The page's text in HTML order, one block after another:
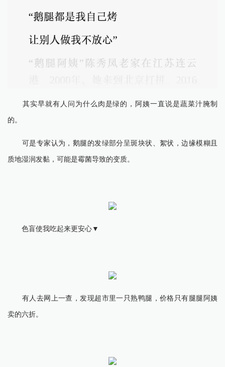
其实早就有人问为什么肉是绿的，阿姨一直说是蔬菜汁腌制
的。
可是专家认为，鹅腿的发绿部分呈斑块状、絮状，边缘模糊且
质地湿润发黏，可能是霉菌导致的变质。
色盲使我吃起来更安心▼
有人去网上一查，发现超市里一只熟鸭腿，价格只有腿腿阿姨
卖的六折。